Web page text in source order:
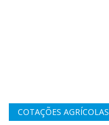
COTAÇÕES AGRÍCOLAS